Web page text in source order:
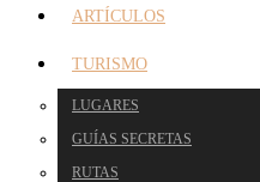
ARTÍCULOS
TURISMO
LUGARES
GUÍAS SECRETAS
RUTAS